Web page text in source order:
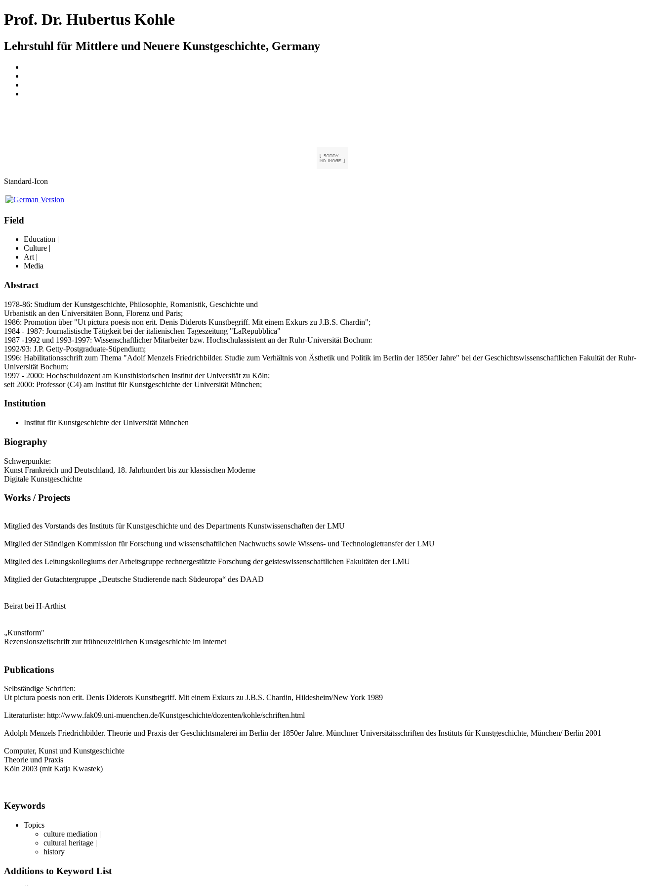
Prof. Dr. Hubertus Kohle
Lehrstuhl für Mittlere und Neuere Kunstgeschichte, Germany
Standard-Icon
Field
Education |
Culture |
Art |
Media
Abstract
1978-86: Studium der Kunstgeschichte, Philosophie, Romanistik, Geschichte und
Urbanistik an den Universitäten Bonn, Florenz und Paris;
1986: Promotion über "Ut pictura poesis non erit. Denis Diderots Kunstbegriff. Mit einem Exkurs zu J.B.S. Chardin";
1984 - 1987: Journalistische Tätigkeit bei der italienischen Tageszeitung "LaRepubblica"
1987 -1992 und 1993-1997: Wissenschaftlicher Mitarbeiter bzw. Hochschulassistent an der Ruhr-Universität Bochum:
1992/93: J.P. Getty-Postgraduate-Stipendium;
1996: Habilitationsschrift zum Thema "Adolf Menzels Friedrichbilder. Studie zum Verhältnis von Ästhetik und Politik im Berlin der 1850er Jahre" bei der Geschichtswissenschaftlichen Fakultät der Ruhr-
Universität Bochum;
1997 - 2000: Hochschuldozent am Kunsthistorischen Institut der Universität zu Köln;
seit 2000: Professor (C4) am Institut für Kunstgeschichte der Universität München;
Institution
Institut für Kunstgeschichte der Universität München
Biography
Schwerpunkte:
Kunst Frankreich und Deutschland, 18. Jahrhundert bis zur klassischen Moderne
Digitale Kunstgeschichte
Works / Projects
Mitglied des Vorstands des Instituts für Kunstgeschichte und des Departments Kunstwissenschaften der LMU
Mitglied der Ständigen Kommission für Forschung und wissenschaftlichen Nachwuchs sowie Wissens- und Technologietransfer der LMU
Mitglied des Leitungskollegiums der Arbeitsgruppe rechnergestützte Forschung der geisteswissenschaftlichen Fakultäten der LMU
Mitglied der Gutachtergruppe „Deutsche Studierende nach Südeuropa“ des DAAD
Beirat bei H-Arthist
„Kunstform"
Rezensionszeitschrift zur frühneuzeitlichen Kunstgeschichte im Internet
Publications
Selbständige Schriften:
Ut pictura poesis non erit. Denis Diderots Kunstbegriff. Mit einem Exkurs zu J.B.S. Chardin, Hildesheim/New York 1989
Literaturliste: http://www.fak09.uni-muenchen.de/Kunstgeschichte/dozenten/kohle/schriften.html
Adolph Menzels Friedrichbilder. Theorie und Praxis der Geschichtsmalerei im Berlin der 1850er Jahre. Münchner Universitätsschriften des Instituts für Kunstgeschichte, München/ Berlin 2001
Computer, Kunst und Kunstgeschichte
Theorie und Praxis
Köln 2003 (mit Katja Kwastek)
Keywords
Topics
culture mediation |
cultural heritage |
history
Additions to Keyword List